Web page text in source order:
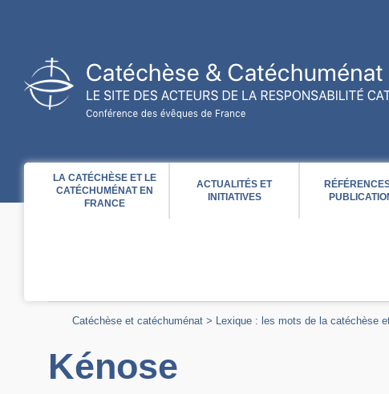
LA CATÉCHÈSE ET LE
CATÉCHUMÉNAT EN
FRANCE
ACTUALITÉS ET
INITIATIVES
Catéchèse et catéchuménat > Lexique : les mots de la catéchèse
Kénose